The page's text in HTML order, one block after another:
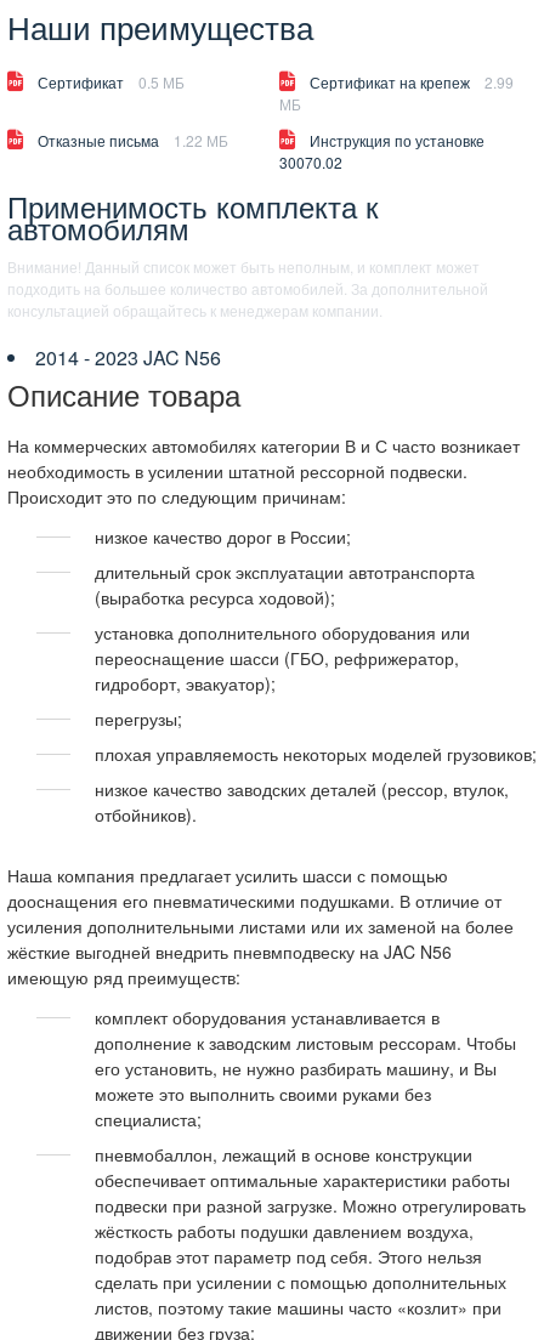
Наши преимущества
Сертификат 0.5 МБ Сертификат на крепеж
2.99
МБ
Отказные письма
1.22 МБ
Инструкция по установке
30070.02
Применимость комплекта к
автомобилям
Внимание! Данный список может быть неполным, и комплект может
подходить на большее количество автомобилей. За дополнительной
консультацией обращайтесь к менеджерам компании.
2014 - 2023 JAC N56
Описание товара
На коммерческих автомобилях категории В и С часто возникает
необходимость в усилении штатной рессорной подвески.
Происходит это по следующим причинам:
низкое качество дорог в России;
длительный срок эксплуатации автотранспорта
(выработка ресурса ходовой);
установка дополнительного оборудования или
переоснащение шасси (ГБО, рефрижератор,
гидроборт, эвакуатор);
перегрузы;
плохая управляемость некоторых моделей грузовиков;
низкое качество заводских деталей (рессор, втулок,
отбойников).
Наша компания предлагает усилить шасси с помощью
дооснащения его пневматическими подушками. В отличие от
усиления дополнительными листами или их заменой на более
жёсткие выгодней внедрить пневмподвеску на JAC N56
имеющую ряд преимуществ:
комплект оборудования устанавливается в
дополнение к заводским листовым рессорам. Чтобы
его установить, не нужно разбирать машину, и Вы
можете это выполнить своими руками без
специалиста;
пневмобаллон, лежащий в основе конструкции
обеспечивает оптимальные характеристики работы
подвески при разной загрузке. Можно отрегулировать
жёсткость работы подушки давлением воздуха,
подобрав этот параметр под себя. Этого нельзя
сделать при усилении с помощью дополнительных
листов, поэтому такие машины часто «козлит» при
движении без груза;